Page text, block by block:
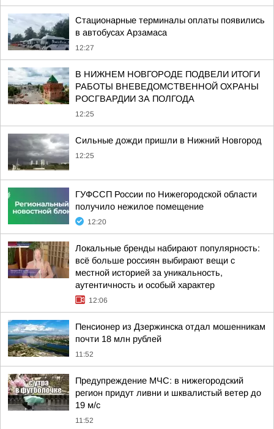
Стационарные терминалы оплаты появились
в автобусах Арзамаса
12:27
В НИЖНЕМ НОВГОРОДЕ ПОДВЕЛИ ИТОГИ
РАБОТЫ ВНЕВЕДОМСТВЕННОЙ ОХРАНЫ
РОСГВАРДИИ ЗА ПОЛГОДА
12:25
Сильные дожди пришли в Нижний Новгород
12:25
ГУФССП России по Нижегородской области
получило нежилое помещение
12:20
Локальные бренды набирают популярность:
всё больше россиян выбирают вещи с
местной историей за уникальность,
аутентичность и особый характер
12:06
Пенсионер из Дзержинска отдал мошенникам
почти 18 млн рублей
11:52
Предупреждение МЧС: в нижегородский
регион придут ливни и шквалистый ветер до
19 м/c
11:52